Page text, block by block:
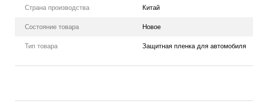
Страна производства Китай
Состояние товара Новое
Тип товара Защитная пленка для автомобиля